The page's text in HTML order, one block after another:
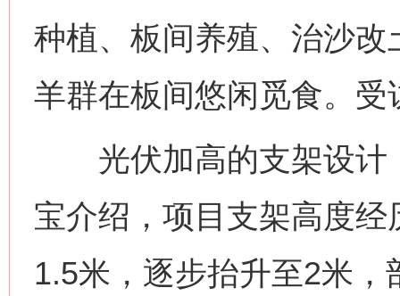
种植、板间养殖、治沙改
羊群在板间悠闲觅食。受
光伏加高的支架设计
宝介绍，项目支架高度
1.5米，逐步抬升至2米